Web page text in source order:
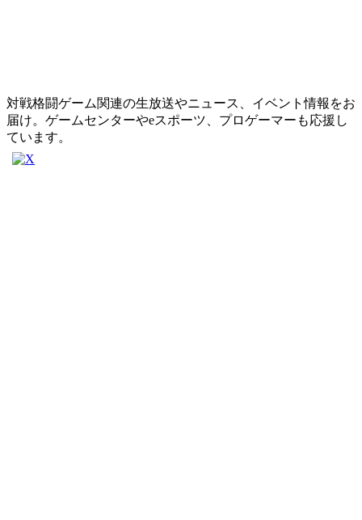
対戦格闘ゲーム関連の生放送やニュース、イベント情報をお
届け。ゲームセンターやeスポーツ、プロゲーマーも応援し
ています。